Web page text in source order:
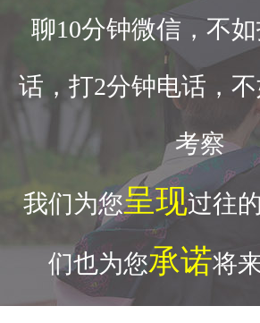
聊10分钟微信，不
话，打2分钟电话，
考察
我们为您呈现过往的
们也为您承诺将